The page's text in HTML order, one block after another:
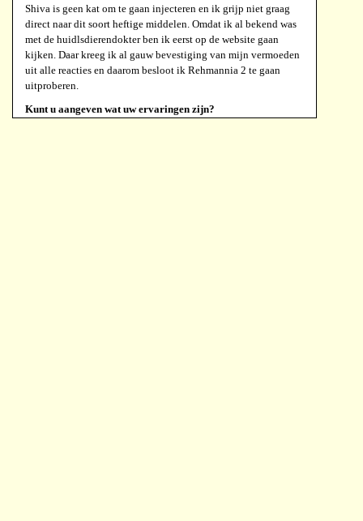
Shiva is geen kat om te gaan injecteren en ik grijp niet graag
direct naar dit soort heftige middelen. Omdat ik al bekend was
met de huidlsdierendokter ben ik eerst op de website gaan
kijken. Daar kreeg ik al gauw bevestiging van mijn vermoeden
uit alle reacties en daarom besloot ik Rehmannia 2 te gaan
uitproberen.
Kunt u aangeven wat uw ervaringen zijn?